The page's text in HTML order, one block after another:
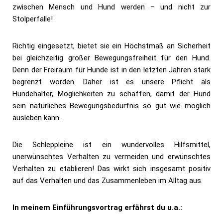
zwischen Mensch und Hund werden – und nicht zur
Stolperfalle!
Richtig eingesetzt, bietet sie ein Höchstmaß an Sicherheit
bei gleichzeitig großer Bewegungsfreiheit für den Hund.
Denn der Freiraum für Hunde ist in den letzten Jahren stark
begrenzt worden. Daher ist es unsere Pflicht als
Hundehalter, Möglichkeiten zu schaffen, damit der Hund
sein natürliches Bewegungsbedürfnis so gut wie möglich
ausleben kann.
Die Schleppleine ist ein wundervolles Hilfsmittel,
unerwünschtes Verhalten zu vermeiden und erwünschtes
Verhalten zu etablieren! Das wirkt sich insgesamt positiv
auf das Verhalten und das Zusammenleben im Alltag aus.
In meinem Einführungsvortrag erfährst du u.a.: